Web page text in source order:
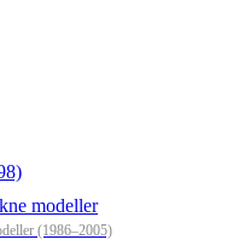
modeller
(1986–2005)